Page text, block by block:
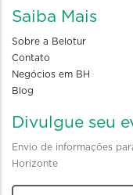
Saiba Mais
Sobre a Belotur
Contato
Negócios em BH
Blog
Divulgue seu
Envio de informações
Horizonte